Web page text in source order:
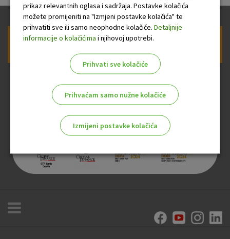
Prijava na newsletter OTP banke
prikaz relevantnih oglasa i sadržaja. Postavke kolačića
možete promijeniti na "Izmjeni postavke kolačića" te
prihvatiti sve ili samo neophodne kolačiće. Detaljnije
informacije o kolačićima i njihovoj upotrebi.
Prihvati sve kolačiće
Prihvaćam samo nužne kolačiće
Izmijeni postavke kolačića